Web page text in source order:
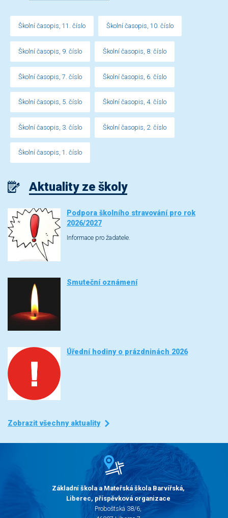
Školní časopis, 11. číslo Školní časopis, 10. číslo
Školní časopis, 9. číslo Školní časopis, 8. číslo
Školní časopis, 7. číslo Školní časopis, 6. číslo
Školní časopis, 5. číslo Školní časopis, 4. číslo
Školní časopis, 3. číslo Školní časopis, 2. číslo
Školní časopis, 1. číslo
Aktuality ze školy
Podpora školního stravování pro rok
2026/2027
Informace pro žadatele.
Smuteční oznámení
Úřední hodiny o prázdninách 2026
Zobrazit všechny aktuality
Základní škola a Mateřská škola Barvířská,
Liberec, příspěvková organizace
Proboštská 38/6,